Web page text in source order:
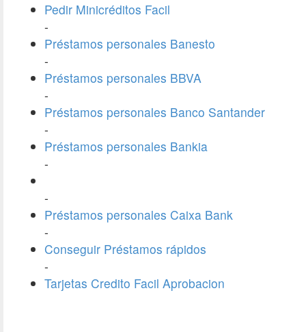
Pedir Minicréditos Facil
-
Préstamos personales Banesto
-
Préstamos personales BBVA
-
Préstamos personales Banco Santander
-
Préstamos personales Bankia
-
-
Préstamos personales Caixa Bank
-
Conseguir Préstamos rápidos
-
Tarjetas Credito Facil Aprobacion